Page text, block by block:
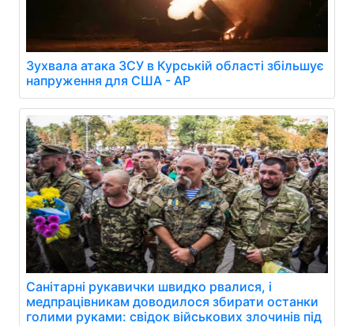
Зухвала атака ЗСУ в Курській області збільшує
напруження для США - AP
Санітарні рукавички швидко рвалися, і
медпрацівникам доводилося збирати останки
голими руками: свідок військових злочинів під